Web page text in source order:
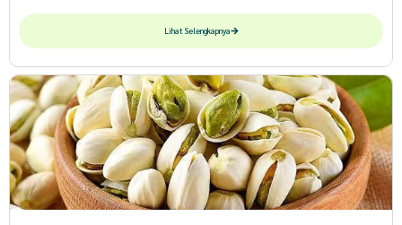
Lihat Selengkapnya